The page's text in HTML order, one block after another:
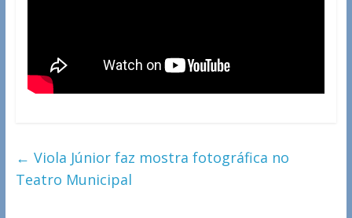
← Viola Júnior faz mostra fotográfica no
Teatro Municipal